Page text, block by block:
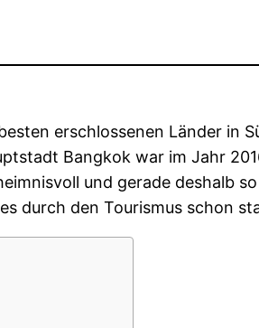
erschlossenen Länder in
Bangkok war im Jahr
und gerade deshalb
durch den Tourismus schon